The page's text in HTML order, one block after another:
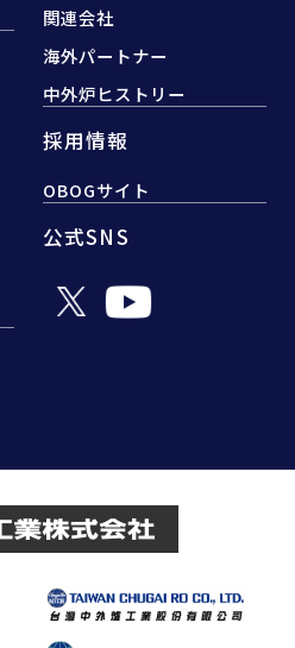
関連会社
海外パートナー
中外炉ヒストリー
採用情報
OBOGサイト
公式SNS